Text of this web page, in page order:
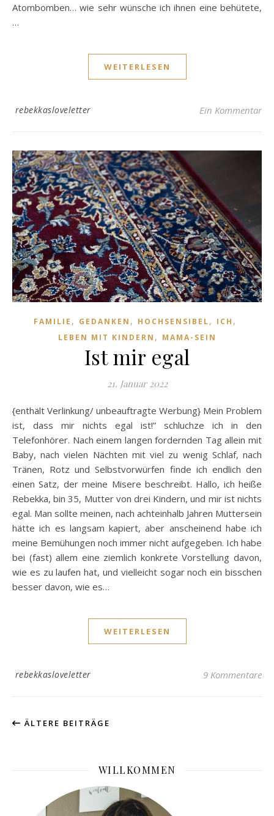
Atombomben… wie sehr wünsche ich ihnen eine behütete,
…
WEITERLESEN
rebekkasloveletter Ein Kommentar
FAMILIE , GEDANKEN , HOCHSENSIBEL, ICH ,
LEBEN MIT KINDERN , MAMA-SEIN
Ist mir egal
21. Januar 2022
{enthält Verlinkung/ unbeauftragte Werbung} Mein Problem
ist, dass mir nichts egal ist!” schluchze ich in den
Telefonhörer. Nach einem langen fordernden Tag allein mit
Baby, nach vielen Nächten mit viel zu wenig Schlaf, nach
Tränen, Rotz und Selbstvorwürfen finde ich endlich den
einen Satz, der meine Misere beschreibt. Hallo, ich heiße
Rebekka, bin 35, Mutter von drei Kindern, und mir ist nichts
egal. Man sollte meinen, nach achteinhalb Jahren Muttersein
hätte ich es langsam kapiert, aber anscheinend habe ich
meine Bemühungen noch immer nicht aufgegeben. Ich habe
bei (fast) allem eine ziemlich konkrete Vorstellung davon,
wie es zu laufen hat, und vielleicht sogar noch ein bisschen
besser davon, wie es…
WEITERLESEN
rebekkasloveletter 9 Kommentare
ÄLTERE BEITRÄGE
WILLKOMMEN